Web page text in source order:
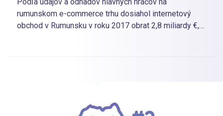
Podľa údajov a odhadov hlavných hráčov na
rumunskom e-commerce trhu dosiahol internetový
obchod v Rumunsku v roku 2017 obrat 2,8 miliardy €,